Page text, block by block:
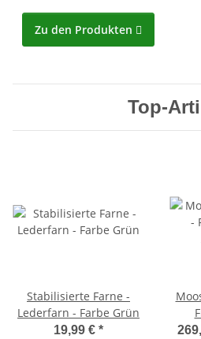
Zu den Produkten 
Top-
Stabilisierte Farne -
Lederfarn - Farbe Grün
19,99 € *